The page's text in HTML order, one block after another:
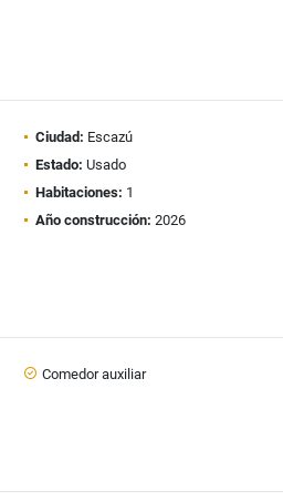
Ciudad: Escazú
Estado: Usado
Habitaciones: 1
Año construcción: 2026
Comedor auxiliar